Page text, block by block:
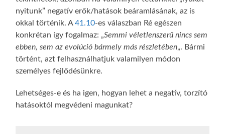
nyitunk” negatív erők/hatások beáramlásának, az is
okkal történik. A41.10-es válaszban Ré egészen
konkrétan így fogalmaz: „Semmi véletlenszerű nincs sem
ebben, sem az evolúció bármely más részletében„. Bármi
történt, azt felhasználhatjuk valamilyen módon
személyes fejlődésünkre.
Lehetséges-e és ha igen, hogyan lehet a negatív, torzító
hatásoktól megvédeni magunkat?